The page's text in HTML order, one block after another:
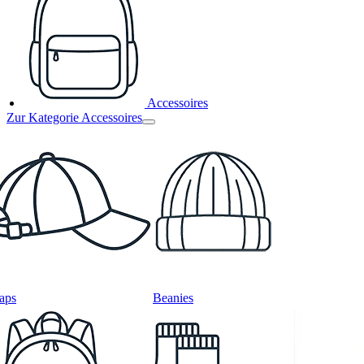
Accessoires
Zur Kategorie Accessoires
Beanies